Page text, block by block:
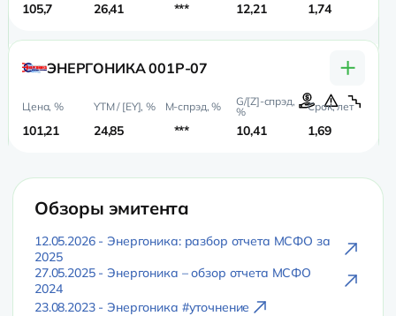
105,7 26,41 *** 12,21 1,74
ЭНЕРГОНИКА 001Р-07 +
101,21 24,85 *** 10,41 1,69
Обзоры эмитента
12.05.2026 - Энергоника: разбор отчета МСФО за
2025
27.05.2025 - Энергоника – обзор отчета МСФО
2024
23.08.2023 - Энергоника #уточнение